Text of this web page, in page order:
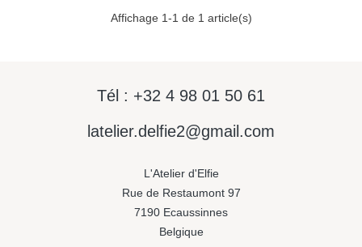
Affichage 1-1 de 1 article(s)
Tél : +32 4 98 01 50 61
latelier.delfie2@gmail.com
L'Atelier d'Elfie
Rue de Restaumont 97
7190 Ecaussinnes
Belgique